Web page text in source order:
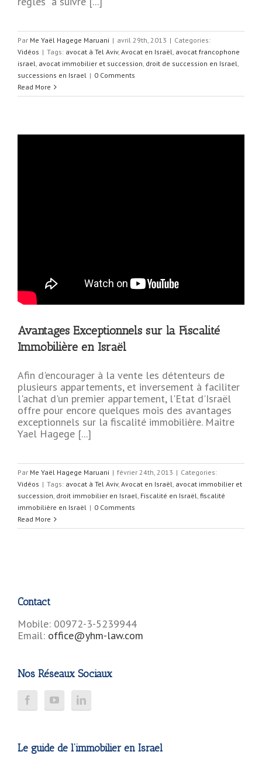
Par Me Yaël Hagege Maruani | avril 29th, 2013 | Categories:
Vidéos | Tags: avocat à Tel Aviv, Avocat en Israël avocat francophone
israel avocat immobilier et succession droit de succession en Israel
successions en Israel | 0 Comments
Read More
Avantages Exceptionnels sur la Fiscalité
Immobilière en Israël
Afin d'encourager à la vente les détenteurs de
plusieurs appartements, et inversement à faciliter
l'achat d'un premier appartement, l'Etat d'Israël
offre pour encore quelques mois des avantages
exceptionnels sur la fiscalité immobilière. Maitre
Yael Hagege [...]
Par Me Yaël Hagege Maruani | février 24th, 2013 | Categories:
Vidéos | Tags: avocat à Tel Aviv, Avocat en Israël avocat immobilier et
succession droit immobilier en Israel Fiscalité en Israël fiscalité
immobilière en Israël | 0 Comments
Read More
Contact
Mobile: 00972-3-5239944
Email: office@yhm-law.com
Nos Réseaux Sociaux
Le guide de l’immobilier en Israel